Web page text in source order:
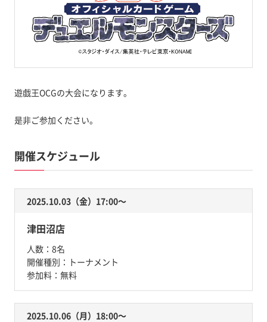
遊戯王OCGの大会になります。
是非ご参加ください。
開催スケジュール
2025.10.03（金）17:00〜
津田沼店
人数： 8名
開催種別： トーナメント
参加料： 無料
2025.10.06（月）18:00〜